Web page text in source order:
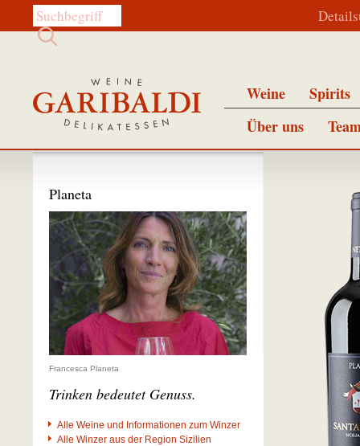
Diese Website durchsuchen:
Weine
Spirits
Über uns
Planeta
Francesca Planeta
Trinken bedeutet Genuss.
Alle Weine und Informationen zum Winzer
Alle Winzer aus der Region Sizilien